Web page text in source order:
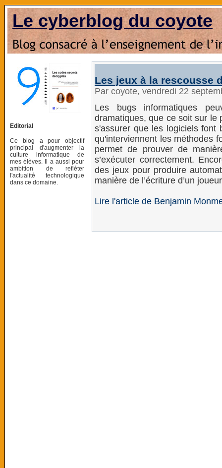
Le cyberblog du coyote
Editorial
Ce blog a pour objectif
principal d'augmenter la
culture informatique de
mes élèves. Il a aussi pour
ambition de refléter
l'actualité technologique
dans ce domaine.
Les jeux à la rescousse
Par coyote, vendredi 22
Les bugs informatiques
dramatiques, que ce soit sur le
s'assurer que les logiciels font
qu'interviennent les méthodes
permet de prouver de
s’exécuter correctement.
des jeux pour produire
manière de l’écriture d’un
Lire l'article de Benjamin